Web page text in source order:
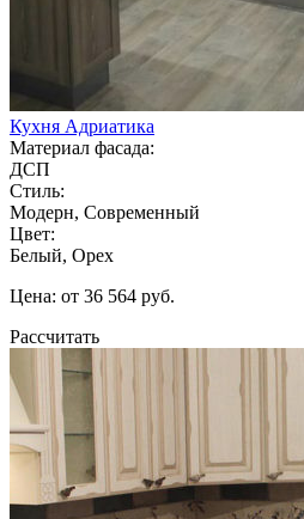
Кухня Адриатика
Материал фасада:
ДСП
Стиль:
Модерн, Современный
Цвет:
Белый, Орех
Цена: от 36 564 руб.
Рассчитать